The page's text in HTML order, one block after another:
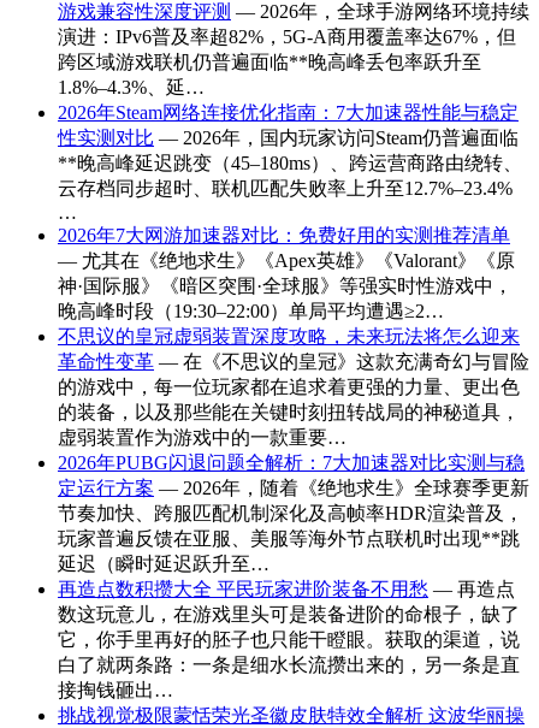
游戏兼容性深度评测 — 2026年，全球手游网络环境持续
演进：IPv6普及率超82%，5G-A商用覆盖率达67%，但
跨区域游戏联机仍普遍面临**晚高峰丢包率跃升至
1.8%–4.3%、延…
2026年Steam网络连接优化指南：7大加速器性能与稳定
性实测对比 — 2026年，国内玩家访问Steam仍普遍面临
**晚高峰延迟跳变（45–180ms）、跨运营商路由绕转、
云存档同步超时、联机匹配失败率上升至12.7%–23.4%
…
2026年7大网游加速器对比：免费好用的实测推荐清单
— 尤其在《绝地求生》《Apex英雄》《Valorant》《原
神·国际服》《暗区突围·全球服》等强实时性游戏中，
晚高峰时段（19:30–22:00）单局平均遭遇≥2…
不思议的皇冠虚弱装置深度攻略，未来玩法将怎么迎来
革命性变革 — 在《不思议的皇冠》这款充满奇幻与冒险
的游戏中，每一位玩家都在追求着更强的力量、更出色
的装备，以及那些能在关键时刻扭转战局的神秘道具，
虚弱装置作为游戏中的一款重要…
2026年PUBG闪退问题全解析：7大加速器对比实测与稳
定运行方案 — 2026年，随着《绝地求生》全球赛季更新
节奏加快、跨服匹配机制深化及高帧率HDR渲染普及，
玩家普遍反馈在亚服、美服等海外节点联机时出现**跳
延迟（瞬时延迟跃升至…
再造点数积攒大全 平民玩家进阶装备不用愁 — 再造点
数这玩意儿，在游戏里头可是装备进阶的命根子，缺了
它，你手里再好的胚子也只能干瞪眼。获取的渠道，说
白了就两条路：一条是细水长流攒出来的，另一条是直
接掏钱砸出…
挑战视觉极限蒙恬荣光圣徽皮肤特效全解析 这波华丽操